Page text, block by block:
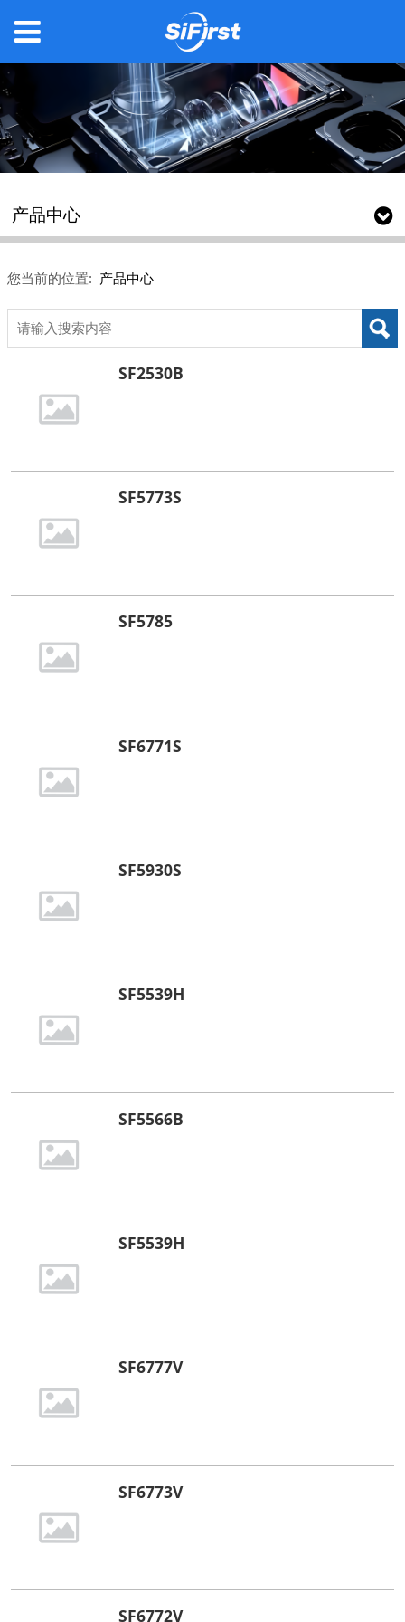
产品中心
您当前的位置: 产品中心
SF2530B
SF5773S
SF5785
SF6771S
SF5930S
SF5539H
SF5566B
SF5539H
SF6777V
SF6773V
SF6772V